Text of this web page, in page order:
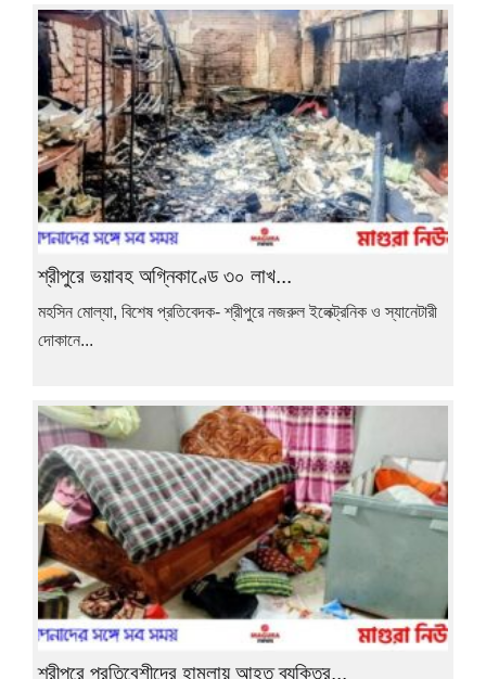
শ্রীপুরে ভয়াবহ অগ্নিকাণ্ডে ৩০ লাখ...
মহসিন মোল্যা, বিশেষ প্রতিবেদক- শ্রীপুরে নজরুল ইলেক্ট্রনিক ও স্যানেটারী
দোকানে...
শ্রীপুরে প্রতিবেশীদের হামলায় আহত ব্যক্তির...